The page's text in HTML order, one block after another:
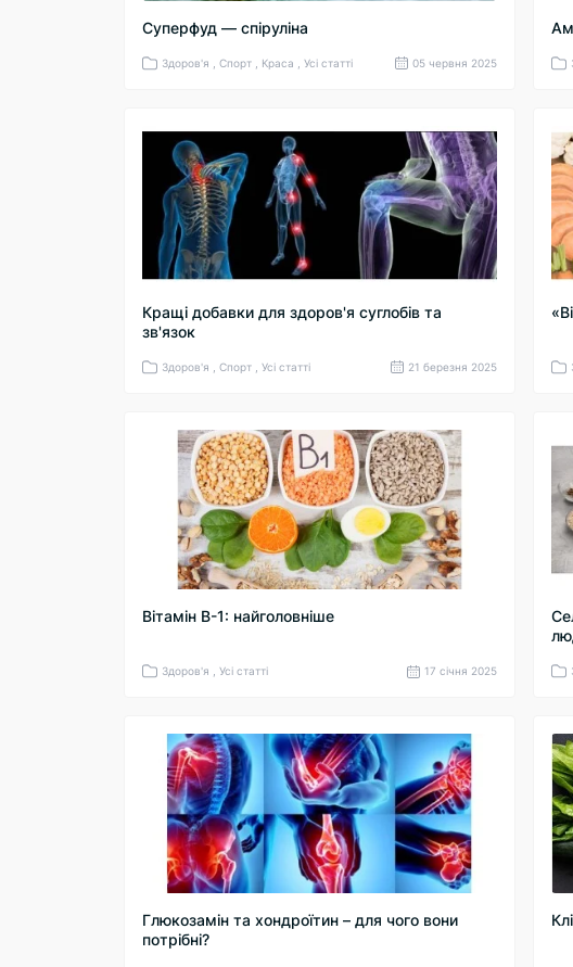
Суперфуд — спіруліна
Здоров'я , Спорт , Краса , Усі статті 05 червня 2025
Кращі добавки для здоров'я суглобів та
зв'язок
Здоров'я , Спорт , Усі статті 21 березня 2025
Вітамін В-1: найголовніше
Здоров'я , Усі статті 17 cічня 2025
Глюкозамін та хондроїтин – для чого вони
потрібні?